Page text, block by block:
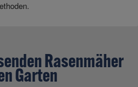
Rasenmäher
Garten